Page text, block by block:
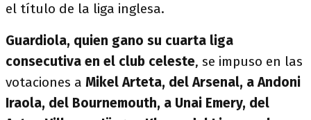
el título de la liga inglesa.
Guardiola, quien gano su cuarta liga
consecutiva en el club celeste, se impuso en las
votaciones a Mikel Arteta, del Arsenal, a Andoni
Iraola, del Bournemouth, a Unai Emery, del